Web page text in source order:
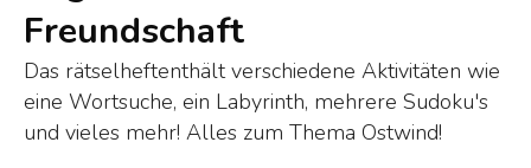
Freundschaft
Das rätselheftenthält verschiedene Aktivitäten wie
eine Wortsuche, ein Labyrinth, mehrere Sudoku's
und vieles mehr! Alles zum Thema Ostwind!